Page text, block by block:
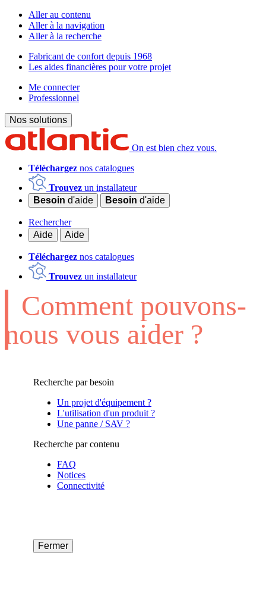
Aller au contenu
Aller à la navigation
Aller à la recherche
Fabricant de confort depuis 1968
Les aides financières pour votre projet
Me connecter
Professionnel
Nos solutions
On est bien chez vous.
Téléchargez nos catalogues
Trouvez un installateur
Besoin d'aide Besoin d'aide
Rechercher
Aide
Aide
Téléchargez nos catalogues
Trouvez un installateur
Comment pouvons-
nous vous aider ?
Recherche par besoin
Un projet d'équipement ?
L'utilisation d'un produit ?
Une panne / SAV ?
Recherche par contenu
FAQ
Notices
Connectivité
Fermer